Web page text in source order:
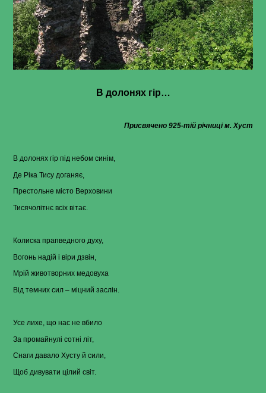
В долонях гір…
Присвячено 925-тій річниці м. Хуст
В долонях гір під небом синім,
Де Ріка Тису доганяє,
Престольне місто Верховини
Тисячолітнє всіх вітає.
Колиска прапведного духу,
Вогонь надій і віри дзвін,
Мрій животворних медовуха
Від темних сил – міцний заслін.
Усе лихе, що нас не вбило
За промайнулі сотні літ,
Снаги давало Хусту й сили,
Щоб дивувати цілий світ.